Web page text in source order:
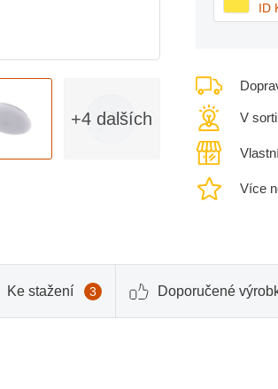
+4 dalších
ID
V
Více
Ke stažení 3 Doporučené